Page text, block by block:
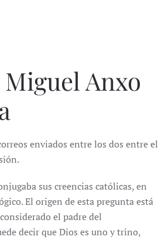
Anxo
enviados entre los dos entre el
sus creencias católicas, en
El origen de esta pregunta está
el padre del
decir que Dios es uno y trino,